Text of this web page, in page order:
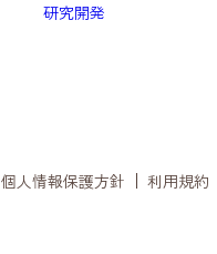
研究開発
個人情報保護方針 利用規約